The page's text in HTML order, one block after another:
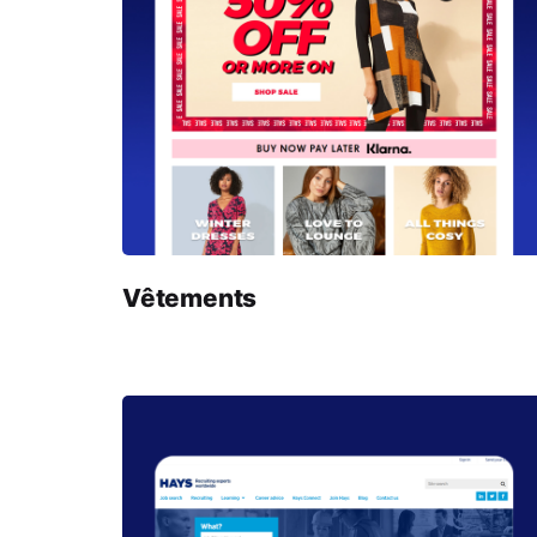
Vêtements